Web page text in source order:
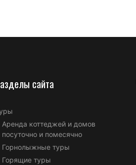
сайта
Аренда коттеджей и домов
посуточно и помесячно
Горнолыжные туры
Горящие туры